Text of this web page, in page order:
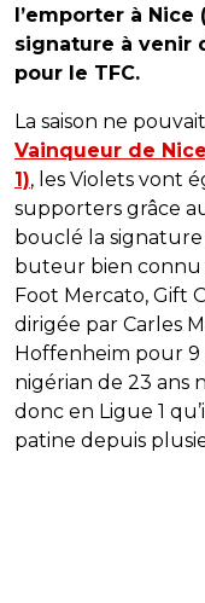
l’emporter à
signature à venir
pour le TFC.
La saison ne
Vainqueur de
1), les Violets vont
supporters grâce
bouclé la signature
buteur bien connu
Foot Mercato, Gift
dirigée par Carles
Hoffenheim pour 9
nigérian de 23 ans
donc en Ligue 1
patine depuis